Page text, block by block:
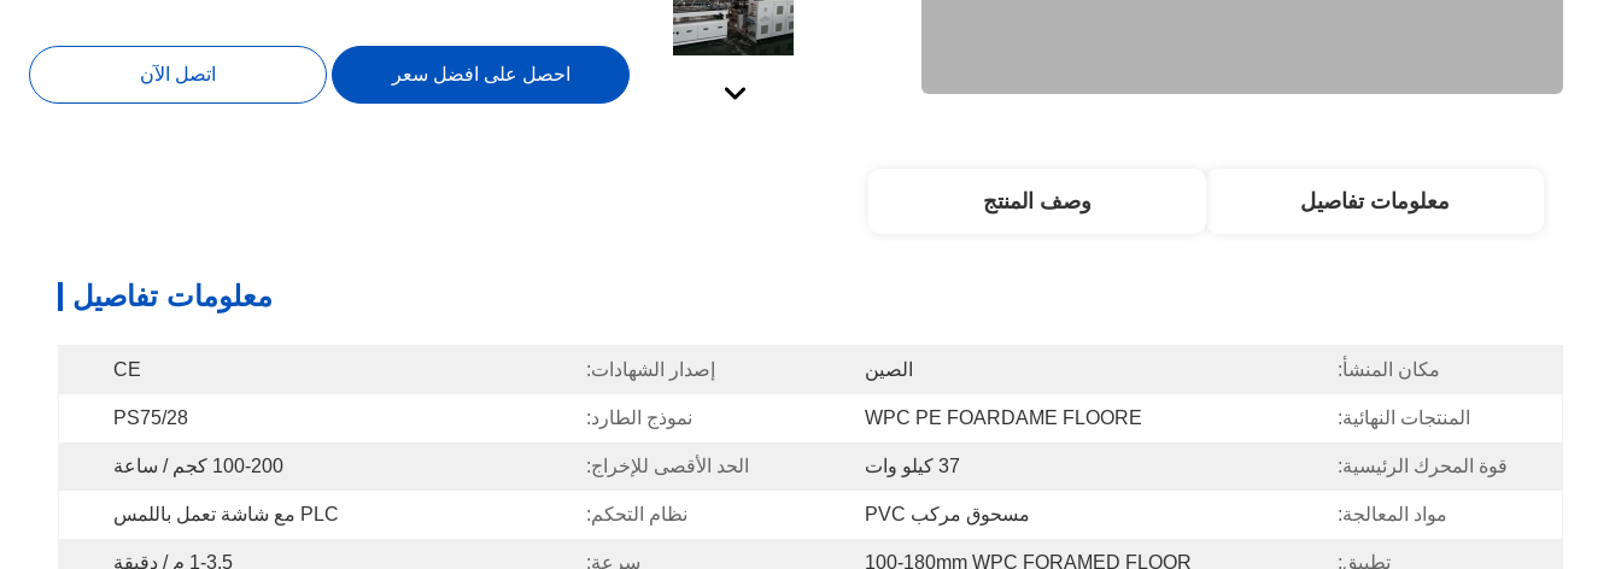
احصل على افضل سعر اتصل الآن
معلومات تفاصيل وصف المنتج
معلومات تفاصيل
مكان المنشأ: الصين إصدار الشهادات: CE
المنتجات النهائية: WPC PE FOARDAME FLOORE نموذج الطارد: PS75/28
قوة المحرك الرئيسية: 37 كيلو وات الحد الأقصى للإخراج: 100-200 كجم / ساعة
مواد المعالجة: مسحوق مركب PVC نظام التحكم: PLC مع شاشة تعمل باللمس
تطبيق: 100-180mm WPC FORAMED FLOOR سرعة: 1-3.5 م / دقيقة